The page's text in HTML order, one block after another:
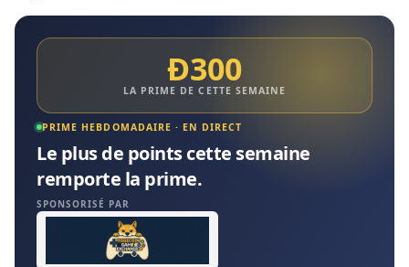
Đ300
LA PRIME DE CETTE SEMAINE
PRIME HEBDOMADAIRE · EN DIRECT
Le plus de points cette semaine
remporte la prime.
SPONSORISÉ PAR